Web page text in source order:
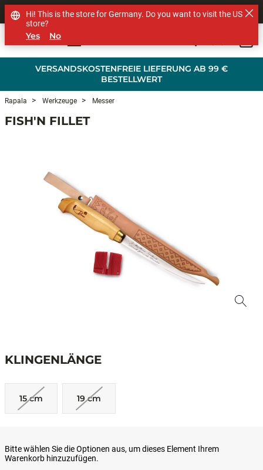
VERSANDSKOSTENFREIE LIEFERUNG AB 99 €
BESTELLWERT
SHOP OTHER BRANDS
Rapala Werkzeuge Messer
FISH'N FILLET
KLINGENLÄNGE
15 cm 19 cm
Bitte wählen Sie die Optionen aus, um dieses Element Ihrem
Warenkorb hinzuzufügen.
Hi! This is the store for Germany. Do you want to visit the US
store?
Yes No